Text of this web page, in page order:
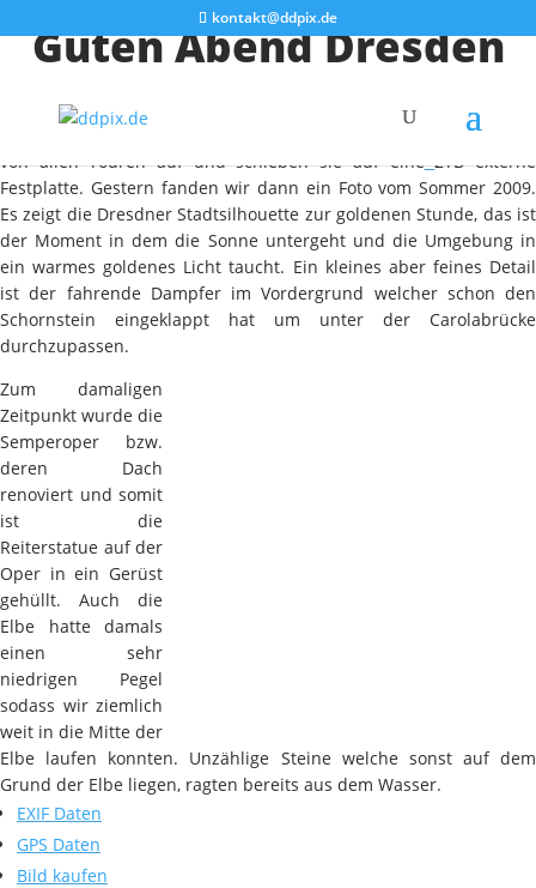
kontakt@ddpix.de
Guten Abend Dresden
Hin und wieder durchwühlen wir unsere Festplatte und schauen
uns die Bilder von alten Fototouren an. Denn wir heben die Fotos
von allen Touren auf und schieben sie auf eine 2TB externe
Festplatte. Gestern fanden wir dann ein Foto vom Sommer 2009.
Es zeigt die Dresdner Stadtsilhouette zur goldenen Stunde, das ist
der Moment in dem die Sonne untergeht und die Umgebung in
ein warmes goldenes Licht taucht. Ein kleines aber feines Detail
ist der fahrende Dampfer im Vordergrund welcher schon den
Schornstein eingeklappt hat um unter der Carolabrücke
durchzupassen.
Zum damaligen
Zeitpunkt wurde die
Semperoper bzw.
deren Dach
renoviert und somit
ist die
Reiterstatue auf der
Oper in ein Gerüst
gehüllt. Auch die
Elbe hatte damals
einen sehr
niedrigen Pegel
sodass wir ziemlich
weit in die Mitte der
Elbe laufen konnten. Unzählige Steine welche sonst auf dem
Grund der Elbe liegen, ragten bereits aus dem Wasser.
EXIF Daten
GPS Daten
Bild kaufen